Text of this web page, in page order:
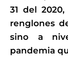
31 del
renglones
sino a
pandemia